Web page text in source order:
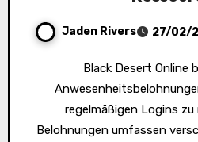
Jaden Rivers 27/02/
Black Desert Online bietet tägliche
regelmäßigen Logins zu
Belohnungen umfassen